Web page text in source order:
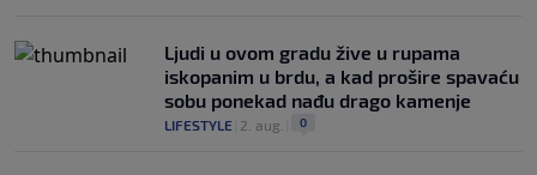
Ljudi u ovom gradu žive u rupama
iskopanim u brdu, a kad prošire spavaću
sobu ponekad nađu drago kamenje
LIFESTYLE 2. aug. 0